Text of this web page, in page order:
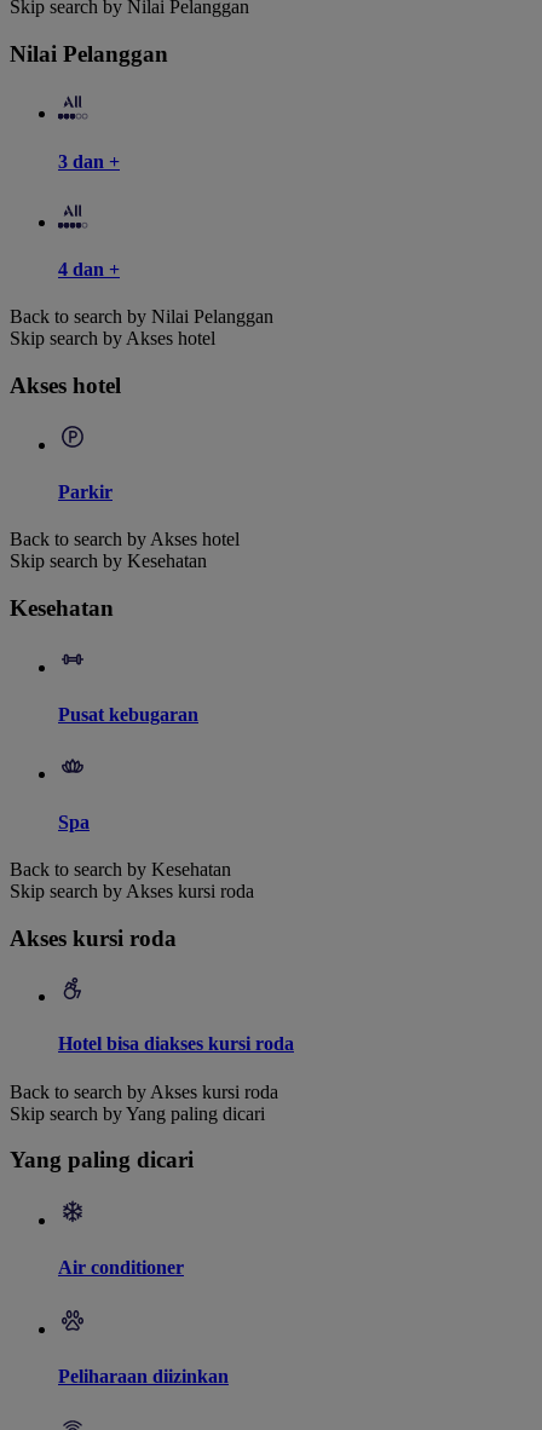
Skip search by Nilai Pelanggan
Nilai Pelanggan
3 dan +
4 dan +
Back to search by Nilai Pelanggan
Skip search by Akses hotel
Akses hotel
Parkir
Back to search by Akses hotel
Skip search by Kesehatan
Kesehatan
Pusat kebugaran
Spa
Back to search by Kesehatan
Skip search by Akses kursi roda
Akses kursi roda
Hotel bisa diakses kursi roda
Back to search by Akses kursi roda
Skip search by Yang paling dicari
Yang paling dicari
Air conditioner
Peliharaan diizinkan